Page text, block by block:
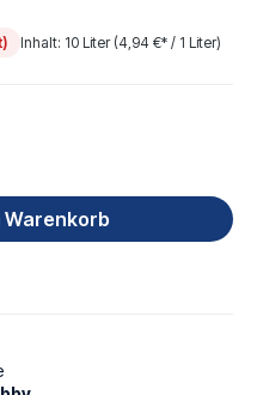
Inhalt: 10 Liter (4,94 €* / 1 Liter)
Wert ein
Warenkorb